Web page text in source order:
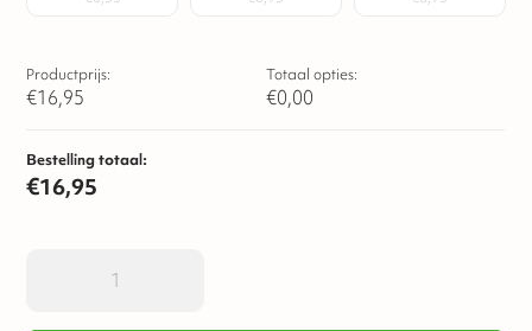
Productprijs:
€16,95
Totaal opties:
€0,00
Bestelling totaal:
€16,95